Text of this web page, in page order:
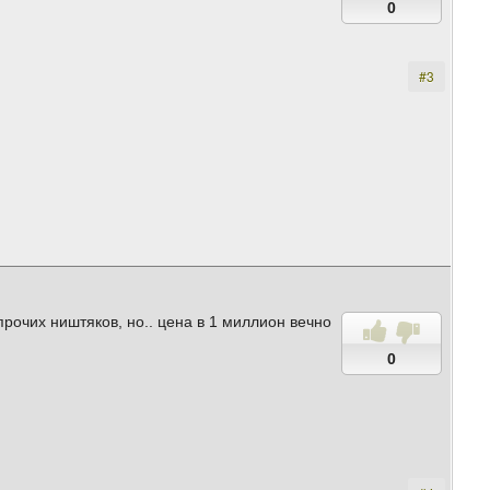
0
#3
0
ништяков, но.. цена в 1 миллион вечно